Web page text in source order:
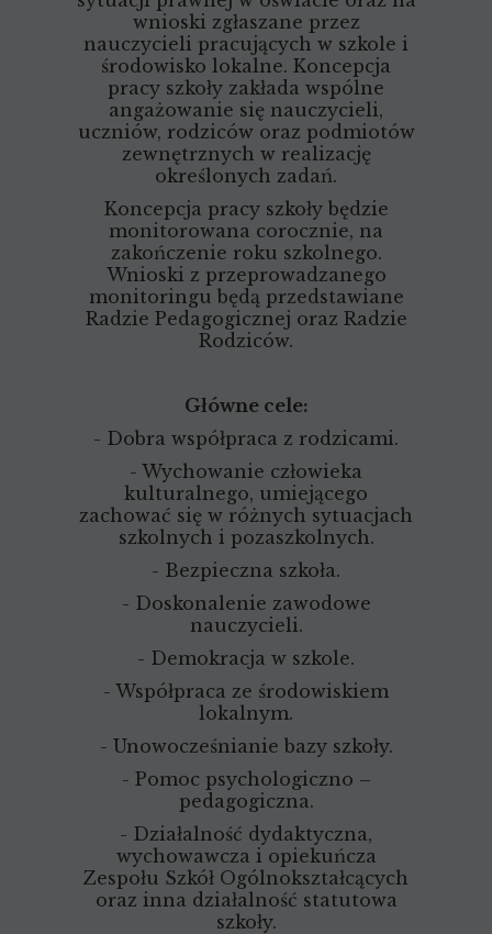
wnioski zgłaszane przez
nauczycieli pracujących w szkole i
środowisko lokalne. Koncepcja
pracy szkoły zakłada wspólne
angażowanie się nauczycieli,
uczniów, rodziców oraz podmiotów
zewnętrznych w realizację
określonych zadań.
Koncepcja pracy szkoły będzie
monitorowana corocznie, na
zakończenie roku szkolnego.
Wnioski z przeprowadzanego
monitoringu będą przedstawiane
Radzie Pedagogicznej oraz Radzie
Rodziców.
Główne cele:
- Dobra współpraca z rodzicami.
- Wychowanie człowieka
kulturalnego, umiejącego
zachować się w różnych sytuacjach
szkolnych i pozaszkolnych.
- Bezpieczna szkoła.
- Doskonalenie zawodowe
nauczycieli.
- Demokracja w szkole.
- Współpraca ze środowiskiem
lokalnym.
- Unowocześnianie bazy szkoły.
- Pomoc psychologiczno –
pedagogiczna.
- Działalność dydaktyczna,
wychowawcza i opiekuńcza
Zespołu Szkół Ogólnokształcących
oraz inna działalność statutowa
szkoły.